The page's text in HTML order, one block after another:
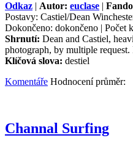
Odkaz | Autor: euclase |
Postavy: Castiel/Dean
Dokončeno: dokončeno | Počet
Shrnutí: Dean and Castiel,
photograph, by multiple
Klíčová slova: destiel
Komentáře Hodnocení
Channal Surfing